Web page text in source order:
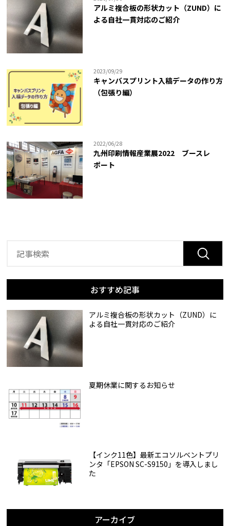
アルミ複合板の形状カット（ZUND）に
よる自社一貫対応のご紹介
2023/09/29
キャンバスプリント入稿データの作り方
（包張り編）
2022/06/28
九州印刷情報産業展2022 ブースレ
ポート
おすすめ記事
アルミ複合板の形状カット（ZUND）に
よる自社一貫対応のご紹介
夏期休業に関するお知らせ
【インク11色】最新エコソルベントプリ
ンタ「EPSON SC-S9150」を導入しまし
た
アーカイブ